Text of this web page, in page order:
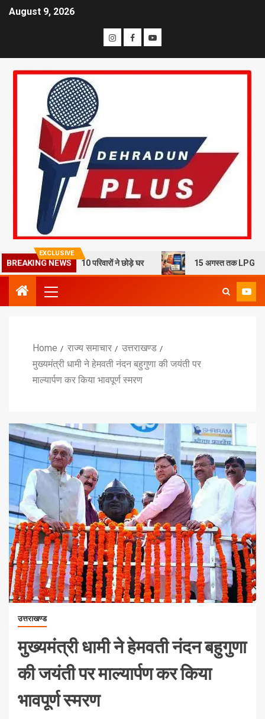
August 9, 2026
EXCLUSIVE
BREAKING NEWS
से दहशत, 10 परिवारों ने छोड़े घर 15 अगस्त तक LPG कनेक्शन की e-
Home राज्य समाचार
उत्तराखण्ड
मुख्यमंत्री धामी ने हेमवती नंदन बहुगुणा की जयंती पर
माल्यार्पण कर किया भावपूर्ण स्मरण
उत्तराखण्ड
मुख्यमंत्री धामी ने हेमवती नंदन बहुगुणा
की जयंती पर माल्यार्पण कर किया
भावपूर्ण स्मरण